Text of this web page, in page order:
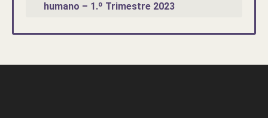
humano – 1.º Trimestre 2023